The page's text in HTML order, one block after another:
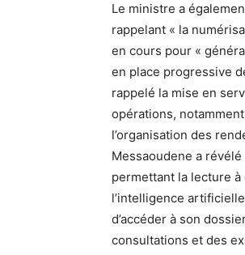
Le ministre a
rappelant « la
en cours pour «
en place progressive
rappelé la mise en
opérations,
l’organisation des
Messaoudene a
permettant la lecture
l’intelligence
d’accéder à son
consultations et des